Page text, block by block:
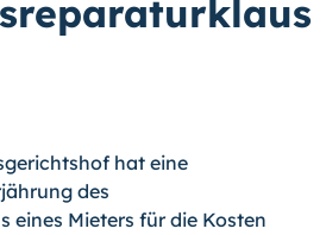
hat eine
des
eines Mieters für die Kosten